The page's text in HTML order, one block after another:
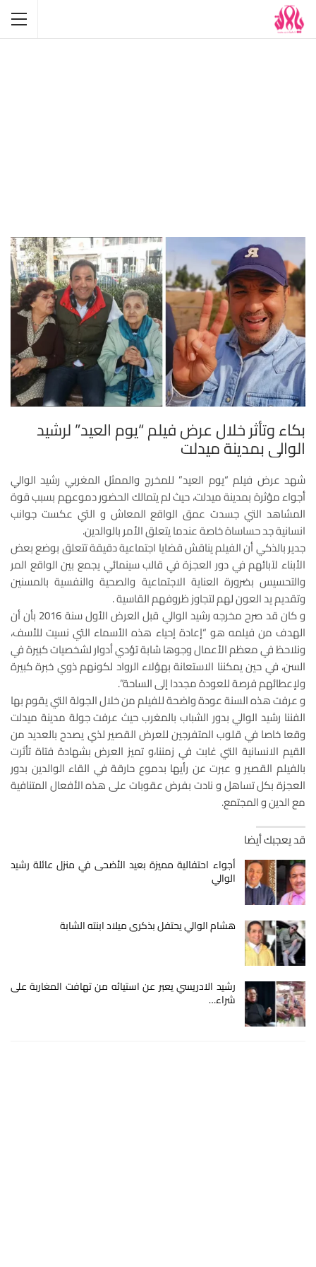
بكاء وتأثر خلال عرض فيلم “يوم العيد” لرشيد
الوالي بمدينة ميدلت
شهد عرض فيلم “يوم العيد” للمخرج والممثل المغربي رشيد الوالي
أجواء مؤثرة بمدينة ميدلت، حيث لم يتمالك الحضور دموعهم بسبب قوة
المشاهد التي جسدت عمق الواقع المعاش و التي عكست جوانب
انسانية جد حساساة خاصة عندما يتعلق الأمر بالوالدين.
جدير بالذكي أن الفيلم يناقش قضايا اجتماعية دقيقة تتعلق بوضع بعض
الأبناء لآبائهم في دور العجزة في قالب سينمائي يجمع بين الواقع المر
والتحسيس بضرورة العناية الاجتماعية والصحية والنفسية بالمسنين
وتقديم يد العون لهم لتجاوز ظروفهم القاسية .
و كان قد صرح مخرجه رشيد الوالي قبل العرض الأول سنة 2016 بأن أن
الهدف من فيلمه هو “إعادة إحياء هذه الأسماء التي نسيت للأسف،
ونلاحظ في معظم الأعمال وجوها شابة تؤدي أدوار لشخصيات كبيرة في
السن، في حين يمكننا الاستعانة بهؤلاء الرواد لكونهم ذوي خبرة كبيرة
ولإعطائهم فرصة للعودة مجددا إلى الساحة”.
و عرفت هذه السنة عودة واضحة للفيلم من خلال الجولة التي يقوم بها
الفننا رشيد الوالي بدور الشباب بالمغرب حيث عرفت جولة مدينة ميدلت
وقعا خاصا في قلوب المتفرجين للعرض القصير لذي يصدح بالعديد من
القيم الانسانية التي غابت في زمننا،و تميز العرض بشهادة فتاة تأثرت
بالفيلم القصير و عبرت عن رأيها بدموع حارقة في القاء الوالدين بدور
العجزة بكل تساهل و نادت بفرض عقوبات على هذه الأفعال المتنافية
مع الدين و المجتمع.
قد يعجبك أيضا
أجواء احتفالية مميزة بعيد الأضحى في منزل عائلة رشيد
الوالي
هشام الوالي يحتفل بذكرى ميلاد ابنته الشابة
رشيد الادريسي يعبر عن استيائه من تهافت المغاربة على
شراء…